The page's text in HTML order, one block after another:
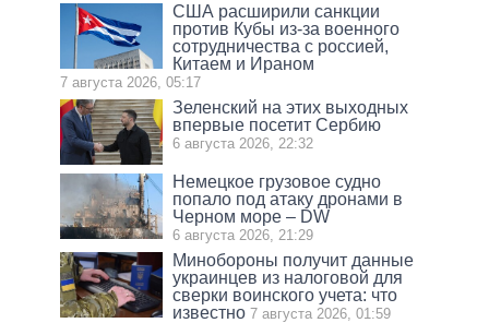
США расширили санкции
против Кубы из-за военного
сотрудничества с россией,
Китаем и Ираном
7 августа 2026, 05:17
Зеленский на этих выходных
впервые посетит Сербию
6 августа 2026, 22:32
Немецкое грузовое судно
попало под атаку дронами в
Черном море – DW
6 августа 2026, 21:29
Минобороны получит данные
украинцев из налоговой для
сверки воинского учета: что
известно 7 августа 2026, 01:59